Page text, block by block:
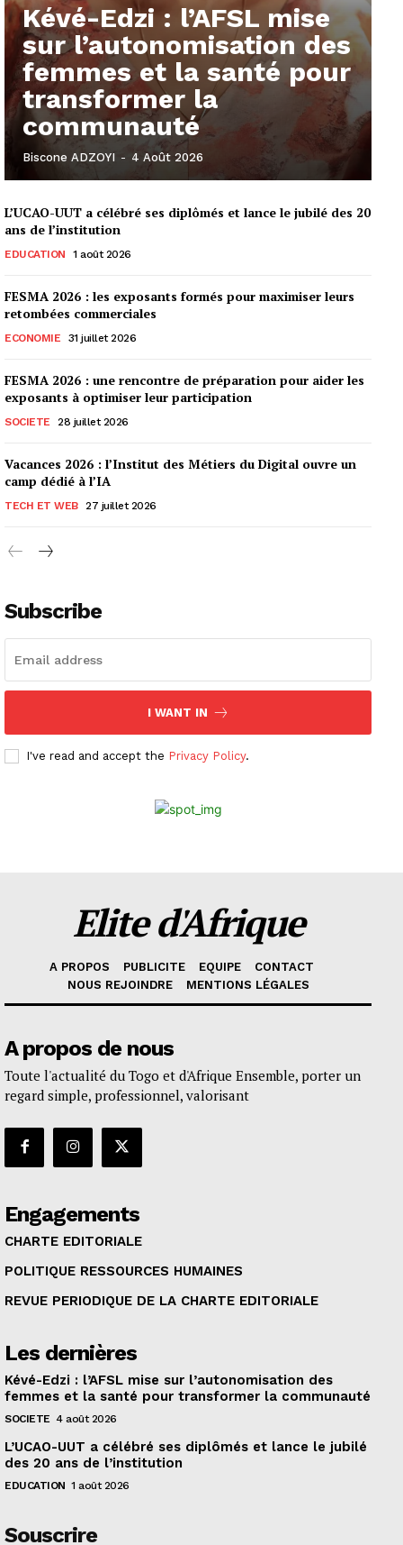
Kévé-Edzi : l’AFSL mise
sur l’autonomisation des
femmes et la santé pour
transformer la
communauté
Biscone ADZOYI - 4 Août 2026
L’UCAO-UUT a célébré ses diplômés et lance le jubilé des 20
ans de l’institution
EDUCATION 1 août 2026
FESMA 2026 : les exposants formés pour maximiser leurs
retombées commerciales
ECONOMIE 31 juillet 2026
FESMA 2026 : une rencontre de préparation pour aider les
exposants à optimiser leur participation
SOCIETE 28 juillet 2026
Vacances 2026 : l’Institut des Métiers du Digital ouvre un
camp dédié à l’IA
TECH ET WEB 27 juillet 2026
Subscribe
I WANT IN
I've read and accept the Privacy Policy.
Elite d'Afrique
A PROPOS PUBLICITE EQUIPE
CONTACT
NOUS REJOINDRE
MENTIONS LÉGALES
A propos de nous
Toute l'actualité du Togo et d'Afrique Ensemble, porter un
regard simple, professionnel, valorisant
Engagements
CHARTE EDITORIALE
POLITIQUE RESSOURCES HUMAINES
REVUE PERIODIQUE DE LA CHARTE EDITORIALE
Les dernières
Kévé-Edzi : l’AFSL mise sur l’autonomisation des
femmes et la santé pour transformer la communauté
SOCIETE 4 août 2026
L’UCAO-UUT a célébré ses diplômés et lance le jubilé
des 20 ans de l’institution
EDUCATION 1 août 2026
Souscrire